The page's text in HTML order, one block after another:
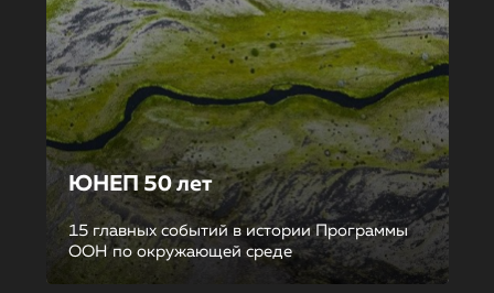
ЮНЕП 50 лет
15 главных событий в истории Программы
ООН по окружающей среде